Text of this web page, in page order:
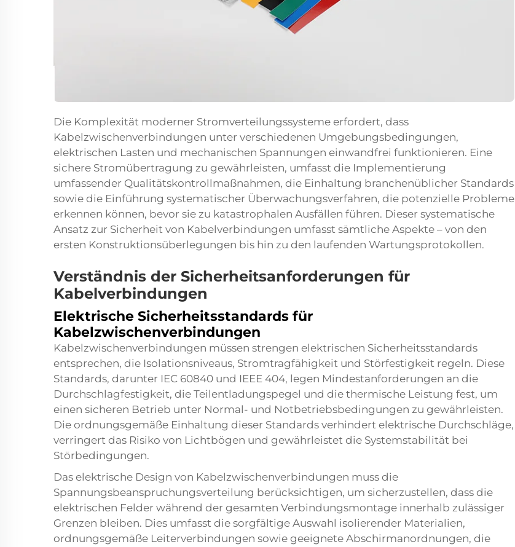
Die Komplexität moderner Stromverteilungssysteme erfordert, dass
Kabelzwischenverbindungen unter verschiedenen Umgebungsbedingungen,
elektrischen Lasten und mechanischen Spannungen einwandfrei funktionieren. Eine
sichere Stromübertragung zu gewährleisten, umfasst die Implementierung
umfassender Qualitätskontrollmaßnahmen, die Einhaltung branchenüblicher Standards
sowie die Einführung systematischer Überwachungsverfahren, die potenzielle Probleme
erkennen können, bevor sie zu katastrophalen Ausfällen führen. Dieser systematische
Ansatz zur Sicherheit von Kabelverbindungen umfasst sämtliche Aspekte – von den
ersten Konstruktionsüberlegungen bis hin zu den laufenden Wartungsprotokollen.
Verständnis der Sicherheitsanforderungen für
Kabelverbindungen
Elektrische Sicherheitsstandards für
Kabelzwischenverbindungen
Kabelzwischenverbindungen müssen strengen elektrischen Sicherheitsstandards
entsprechen, die Isolationsniveaus, Stromtragfähigkeit und Störfestigkeit regeln. Diese
Standards, darunter IEC 60840 und IEEE 404, legen Mindestanforderungen an die
Durchschlagfestigkeit, die Teilentladungspegel und die thermische Leistung fest, um
einen sicheren Betrieb unter Normal- und Notbetriebsbedingungen zu gewährleisten.
Die ordnungsgemäße Einhaltung dieser Standards verhindert elektrische Durchschläge,
verringert das Risiko von Lichtbögen und gewährleistet die Systemstabilität bei
Störbedingungen.
Das elektrische Design von Kabelzwischenverbindungen muss die
Spannungsbeanspruchungsverteilung berücksichtigen, um sicherzustellen, dass die
elektrischen Felder während der gesamten Verbindungsmontage innerhalb zulässiger
Grenzen bleiben. Dies umfasst die sorgfältige Auswahl isolierender Materialien,
ordnungsgemäße Leiterverbindungen sowie geeignete Abschirmanordnungen, die